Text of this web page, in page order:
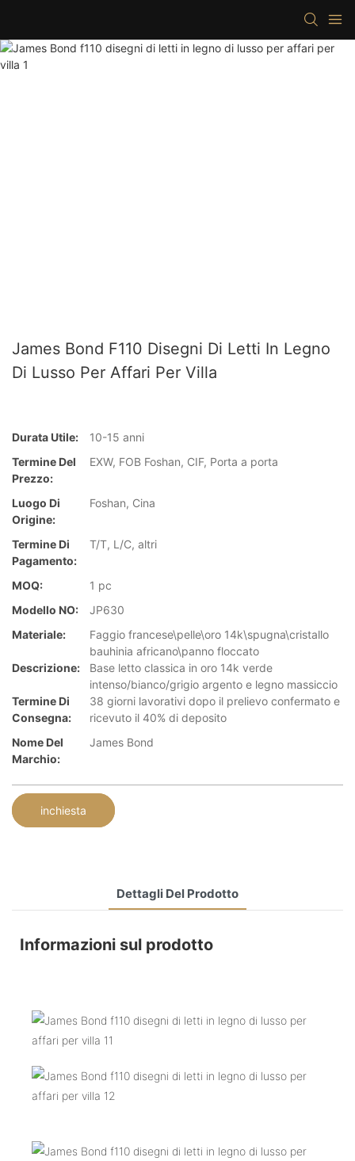
James Bond F110 Disegni Di Letti In Legno
Di Lusso Per Affari Per Villa
Durata Utile:
10-15 anni
Termine Del
Prezzo:
EXW, FOB Foshan, CIF, Porta a porta
Luogo Di
Origine:
Foshan, Cina
Termine Di
Pagamento:
T/T, L/C, altri
MOQ:
1 pc
Modello NO:
JP630
Materiale:
Faggio francese\pelle\oro 14k\spugna\cristallo
bauhinia africano\panno floccato
Descrizione:
Base letto classica in oro 14k verde
intenso/bianco/grigio argento e legno massiccio
Termine Di
Consegna:
38 giorni lavorativi dopo il prelievo confermato e
ricevuto il 40% di deposito
Nome Del
Marchio:
James Bond
inchiesta
Dettagli Del Prodotto
Informazioni sul prodotto